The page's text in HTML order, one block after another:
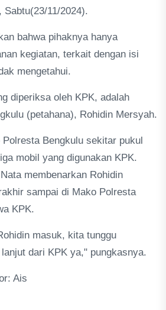
Sabtu(23/11/2024).
bahwa pihaknya hanya
kegiatan, terkait dengan isi
mengetahui.
diperiksa oleh KPK, adalah
(petahana), Rohidin Mersyah.
Bengkulu sekitar pukul
mobil yang digunakan KPK.
membenarkan Rohidin
sampai di Mako Polresta
KPK.
masuk, kita tunggu
dari KPK ya," pungkasnya.
Ais